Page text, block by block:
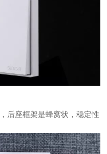
后座框架是蜂窝状，稳定性